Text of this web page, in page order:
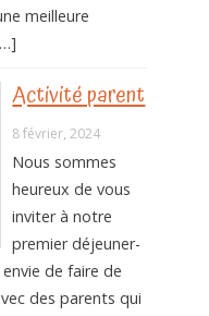
meilleure
Activité parent
8 février, 2024
Nous sommes
heureux de vous
inviter à notre
premier déjeuner-
envie de faire de
des parents qui